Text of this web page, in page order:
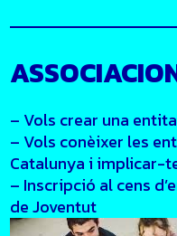
– Vols crear una
– Vols conèixer les
Catalunya i implicar-
– Inscripció al cens
de Joventut